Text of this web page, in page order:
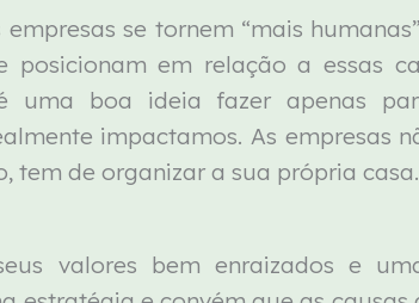
se tornem “mais
em relação a essas
uma boa ideia fazer apenas
impactamos. As empresas
tem de organizar a sua própria casa.
valores bem enraizados e